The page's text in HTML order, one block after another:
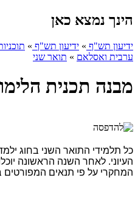
הינך נמצא כאן
ידיעון תש"ף » ידיעון תש"ף »
ערבית ואסלאם » תואר שני
מבנה תכנית
כל תלמידי התואר השני בחוג
העיוני. לאחר השנה הראשונה
המחקרי על פי תנאים